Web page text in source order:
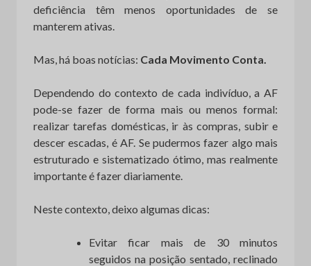
deficiência têm menos oportunidades de se
manterem ativas.
Mas, há boas notícias: Cada Movimento Conta.
Dependendo do contexto de cada indivíduo, a AF
pode-se fazer de forma mais ou menos formal:
realizar tarefas domésticas, ir às compras, subir e
descer escadas, é AF. Se pudermos fazer algo mais
estruturado e sistematizado ótimo, mas realmente
importante é fazer diariamente.
Neste contexto, deixo algumas dicas:
Evitar ficar mais de 30 minutos
seguidos na posição sentado, reclinado